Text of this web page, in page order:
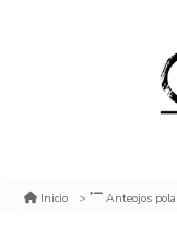
Inicio Anteojos